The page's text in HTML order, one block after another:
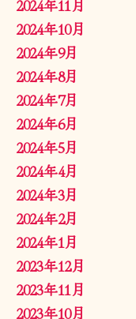
2024年11月
2024年10月
2024年9月
2024年8月
2024年7月
2024年6月
2024年5月
2024年4月
2024年3月
2024年2月
2024年1月
2023年12月
2023年11月
2023年10月